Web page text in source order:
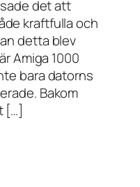
det att
kraftfulla och
detta blev
Amiga 1000
bara datorns
Bakom
[…]